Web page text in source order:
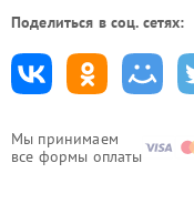
Мы принимаем
все формы оплаты
Поделиться в соц. сетях: